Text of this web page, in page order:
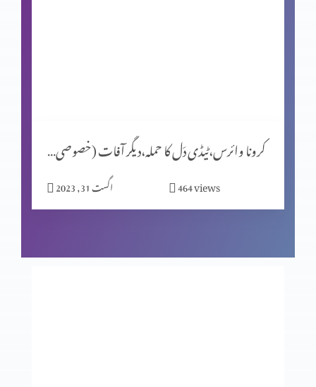
خدا کے خادموں کی عزت و مخلافت، سزا و برکت (اسلام وکرونا وائرس،ٹیڈی دَل کا حملہ،دیگر آفات (خصوصی پروگرام)
اگست 31, 2023 464views